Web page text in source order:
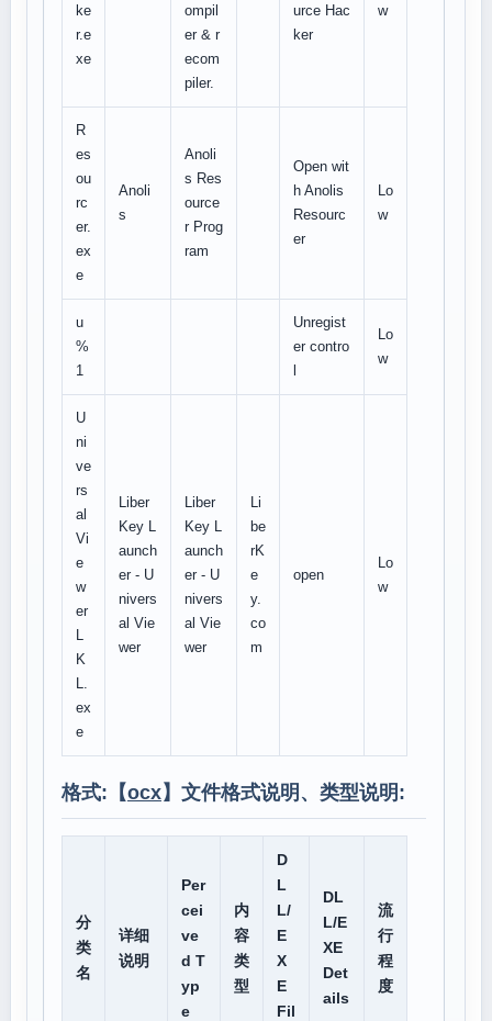
ke
r.e
xe
ompil
er & r
ecom
piler.
urce Hac
ker
w
R
es
ou
rc
er.
ex
e
Anoli
s
Anoli
s Res
ource
r Prog
ram
Open wit
h Anolis
Resourc
er
Lo
w
u
%
1
Unregist
er contro
Lo
w
U
ni
ve
rs
al
Vi
e
w
er
L
K
L.
ex
e
Liber
Key L
aunch
er - U
nivers
al Vie
wer
Liber
Key L
aunch
er - U
nivers
al Vie
wer
Li
be
rK
e
y.
co
m
open
Lo
w
格式:【ocx】文件格式说明、类型说明:
分
类
名
详细
说明
Per
cei
ve
d T
yp
e
内
容
类
型
D
L
L/
E
X
E
Fil
DL
L/E
XE
Det
ails
流
行
程
度